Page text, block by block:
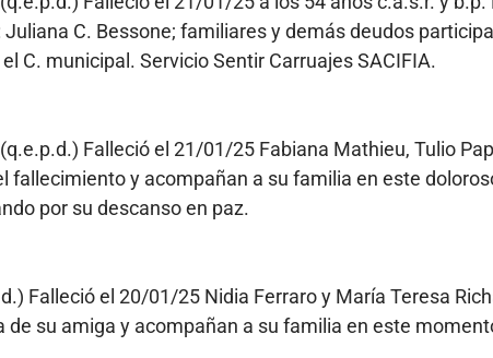
C. Bessone; familiares y demás deudos
C. municipal. Servicio Sentir Carruajes SACIFIA.
(q.e.p.d.) Falleció el 21/01/25 Fabiana Mathieu, Tulio
fallecimiento y acompañan a su familia en este
por su descanso en paz.
Falleció el 20/01/25 Nidia Ferraro y María Teresa
de su amiga y acompañan a su familia en este